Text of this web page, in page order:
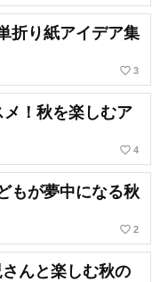
折り紙アイデア集
favorite_border 3
！秋を楽しむア
favorite_border 4
もが夢中になる秋
favorite_border 2
んと楽しむ秋の